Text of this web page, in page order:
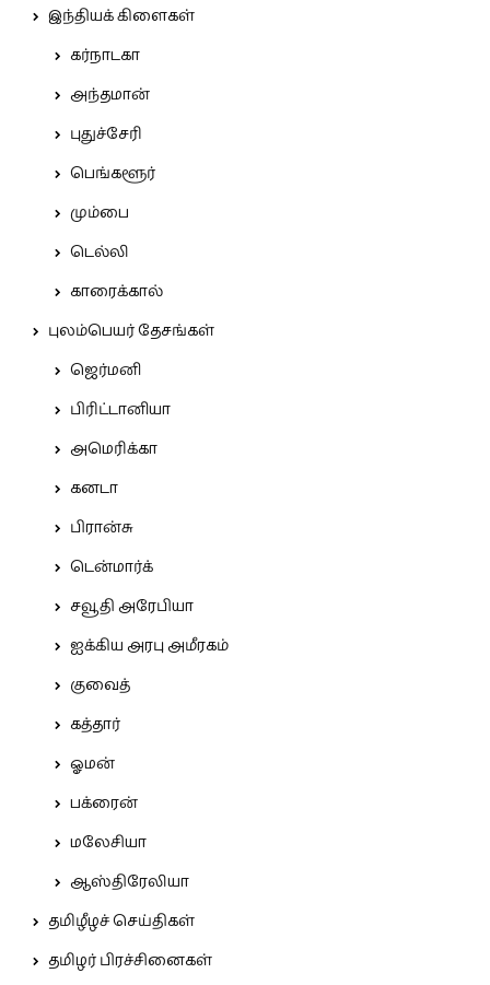
இந்தியக் கிளைகள்
கர்நாடகா
அந்தமான்
புதுச்சேரி
பெங்களூர்
மும்பை
டெல்லி
காரைக்கால்
புலம்பெயர் தேசங்கள்
ஜெர்மனி
பிரிட்டானியா
அமெரிக்கா
கனடா
பிரான்சு
டென்மார்க்
சவூதி அரேபியா
ஐக்கிய அரபு அமீரகம்
குவைத்
கத்தார்
ஓமன்
பக்ரைன்
மலேசியா
ஆஸ்திரேலியா
தமிழீழச் செய்திகள்
தமிழர் பிரச்சினைகள்